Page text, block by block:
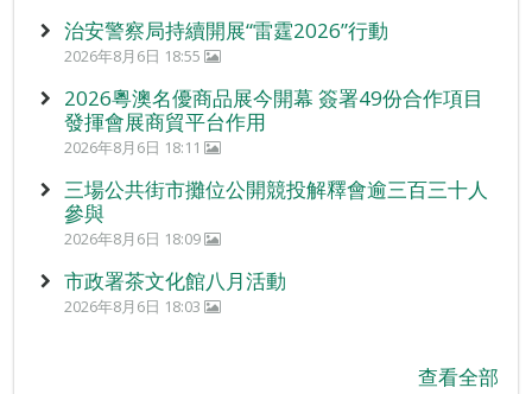
治安警察局持續開展“雷霆2026”行動
2026年8月6日 18:55
2026粵澳名優商品展今開幕 簽署49份合作項目
發揮會展商貿平台作用
2026年8月6日 18:11
三場公共街市攤位公開競投解釋會逾三百三十人
參與
2026年8月6日 18:09
市政署茶文化館八月活動
2026年8月6日 18:03
查看全部